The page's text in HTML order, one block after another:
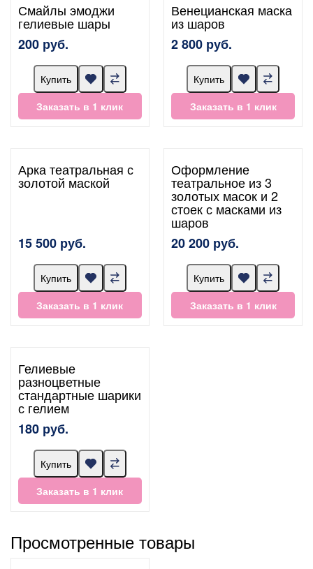
Смайлы эмоджи
гелиевые шары
200 руб.
Купить
Заказать в 1 клик
Венецианская маска
из шаров
2 800 руб.
Купить
Заказать в 1 клик
Арка театральная с
золотой маской
15 500 руб.
Купить
Заказать в 1 клик
Оформление
театральное из 3
золотых масок и 2
стоек с масками из
шаров
20 200 руб.
Купить
Заказать в 1 клик
Гелиевые
разноцветные
стандартные шарики
с гелием
180 руб.
Купить
Заказать в 1 клик
Просмотренные товары